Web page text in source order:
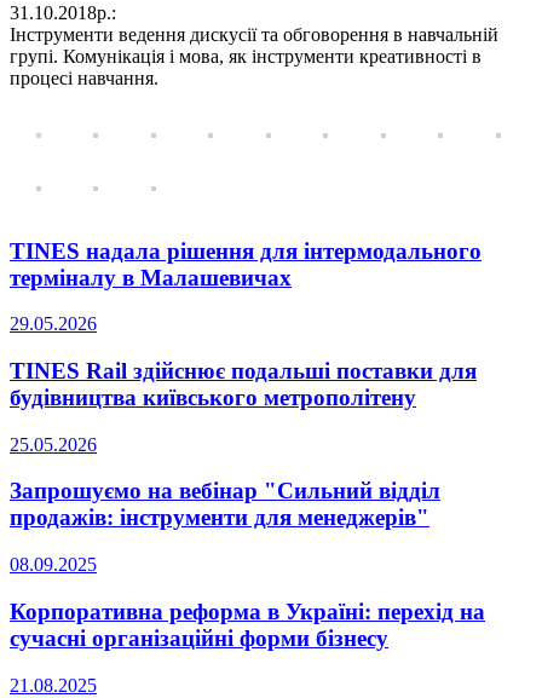
31.10.2018р.:
Інструменти ведення дискусії та обговорення в навчальній
групі. Комунікація і мова, як інструменти креативності в
процесі навчання.
TINES надала рішення для інтермодального
терміналу в Малашевичах
29.05.2026
TINES Rail здійснює подальші поставки для
будівництва київського метрополітену
25.05.2026
Запрошуємо на вебінар "Сильний відділ
продажів: інструменти для менеджерів"
08.09.2025
Корпоративна реформа в Україні: перехід на
сучасні організаційні форми бізнесу
21.08.2025